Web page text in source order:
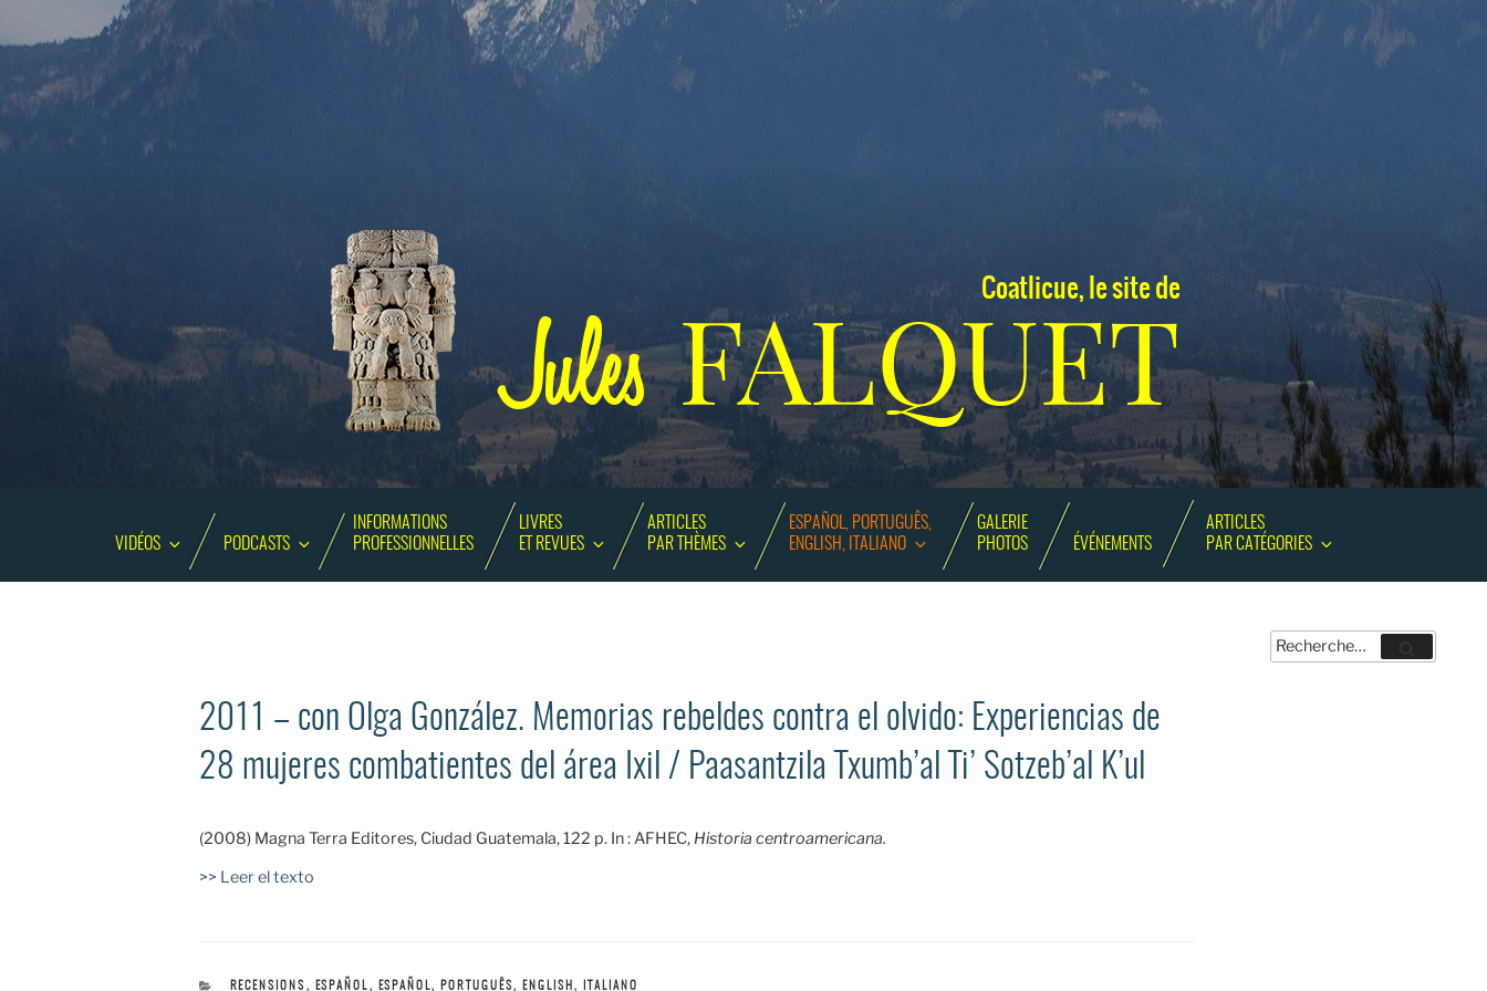
Coatlicue, le site de
JulesFALQUET
VIDÉOS PODCASTS
INFORMATIONS
PROFESSIONNELLES
LIVRES
ET REVUES
ARTICLES
PAR THÈMES
ESPAÑOL, PORTUGUÊS,
ENGLISH, ITALIANO
GALERIE
PHOTOS
ÉVÉNEMENTS
ARTICLES
PAR CATÉGORIES
Recherche
pour
Recherche
2011 – con Olga González. Memorias rebeldes contra el olvido: Experiencias de
28 mujeres combatientes del área Ixil / Paasantzila Txumb’al Ti’ Sotzeb’al K’ul
(2008) Magna Terra Editores, Ciudad Guatemala, 122 p. In : AFHEC, Historia centroamericana.
>> Leer el texto
CATÉGORIES
RECENSIONS, ESPAÑOL, ESPAÑOL, PORTUGUÊS, ENGLISH, ITALIANO